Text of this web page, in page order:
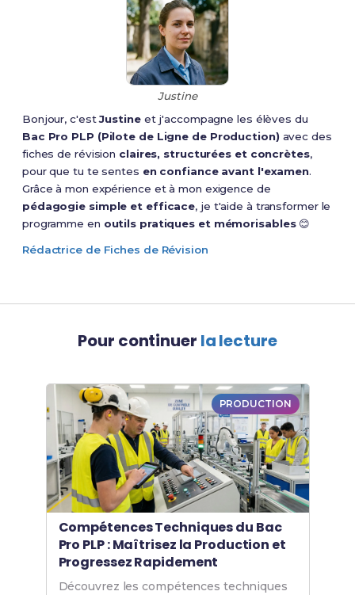
Justine
Bonjour, c'estJustineet j'accompagne les élèves du
Bac Pro PLP (Pilote de Ligne de Production) avec des
fiches de révision claires, structurées et concrètes,
pour que tu te sentes en confiance avant l'examen.
Grâce à mon expérience et à mon exigence de
pédagogie simple et efficace, je t'aide à transformer le
programme en outils pratiques et mémorisables😊
Rédactrice de Fiches de Révision
Pour continuer la lecture
PRODUCTION
Compétences Techniques du Bac
Pro PLP : Maîtrisez la Production et
Progressez Rapidement
Découvrez les compétences techniques